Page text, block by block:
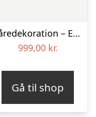
Båredekoration – Et farverigt farvel
999,00 kr.
Gå til shop